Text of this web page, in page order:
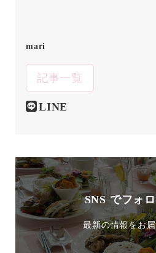
mari
記事一覧
LINE
SNS でフォ
最新の情報をお